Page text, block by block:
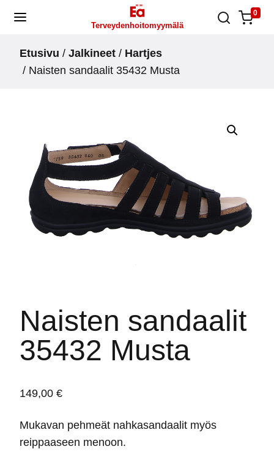
Skip
Terveydenhoitomyymälä
0
Etusivu / Jalkineet / Hartjes
/ Naisten sandaalit 35432 Musta
Naisten sandaalit
35432 Musta
149,00 €
Mukavan pehmeät nahkasandaalit myös
reippaaseen menoon.